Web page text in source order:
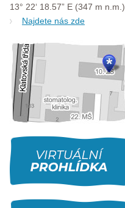
13° 22‘ 18.57” E (347 m n.m.)
Najdete nás zde